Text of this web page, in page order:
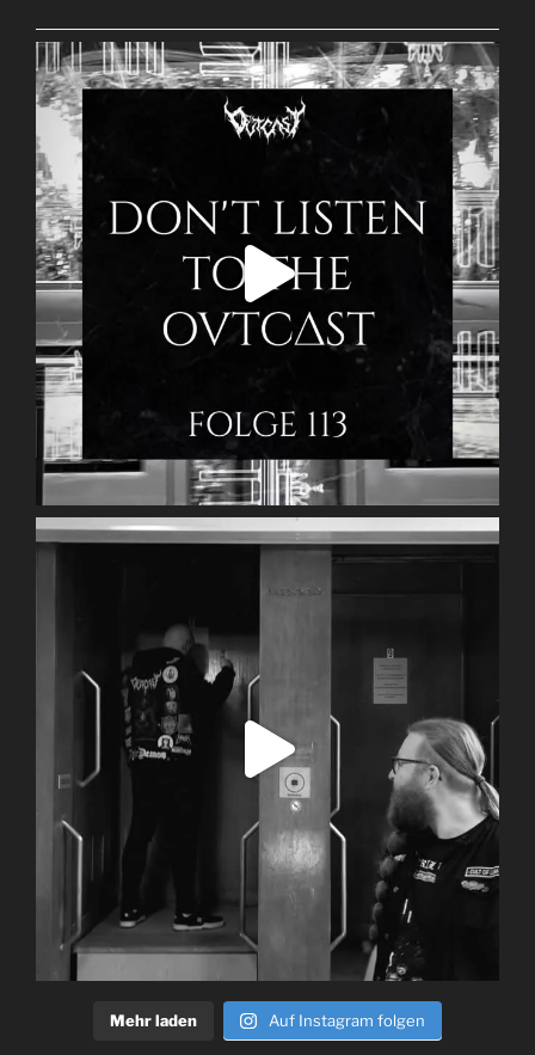
Mehr laden Auf Instagram folgen